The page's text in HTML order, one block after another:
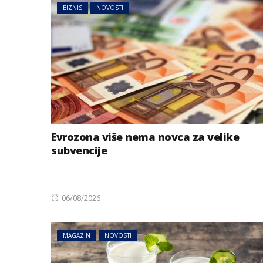
BIZNIS NOVOSTI
Evrozona više nema novca za velike
subvencije
Posted
06/08/2026
MAGAZIN NOVOSTI